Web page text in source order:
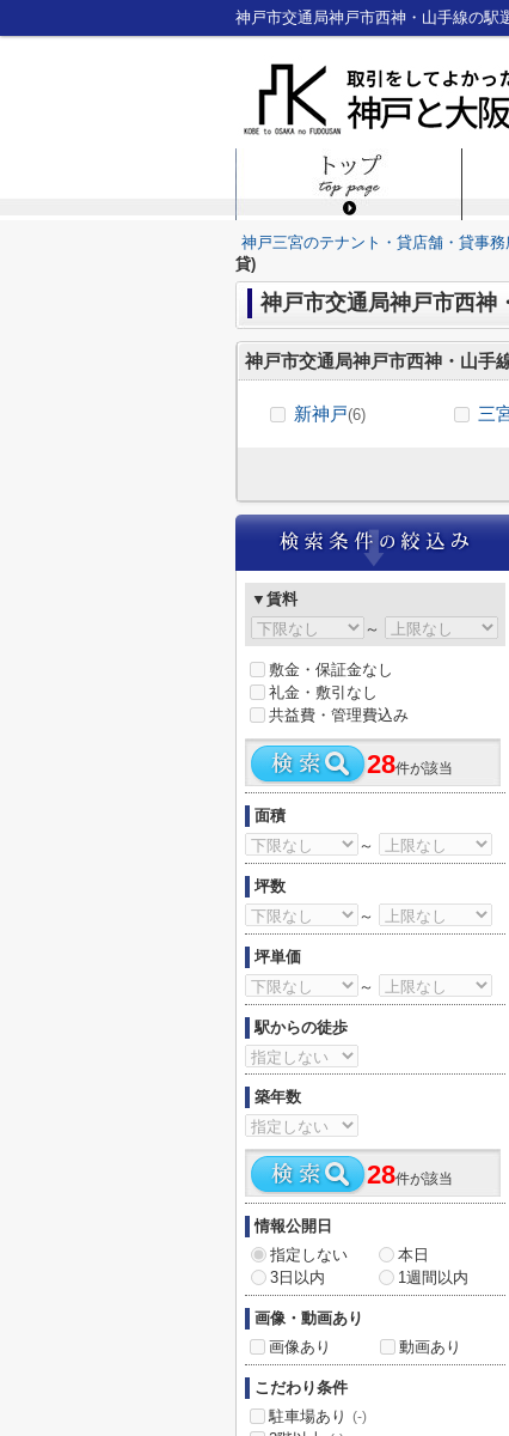
神戸三宮のテナント・貸店舗・貸事
貸)
神戸市交通局神戸市西神
神戸市交通局神戸市西神・山手
新神戸(6) 三
▼賃料
～
敷金・保証金なし
礼金・敷引なし
共益費・管理費込み
28件が該当
面積
～
坪数
～
坪単価
～
駅からの徒歩
築年数
28件が該当
情報公開日
指定しない
本日
3日以内
1週間以内
画像・動画あり
画像あり
動画あり
こだわり条件
駐車場あり
(-)